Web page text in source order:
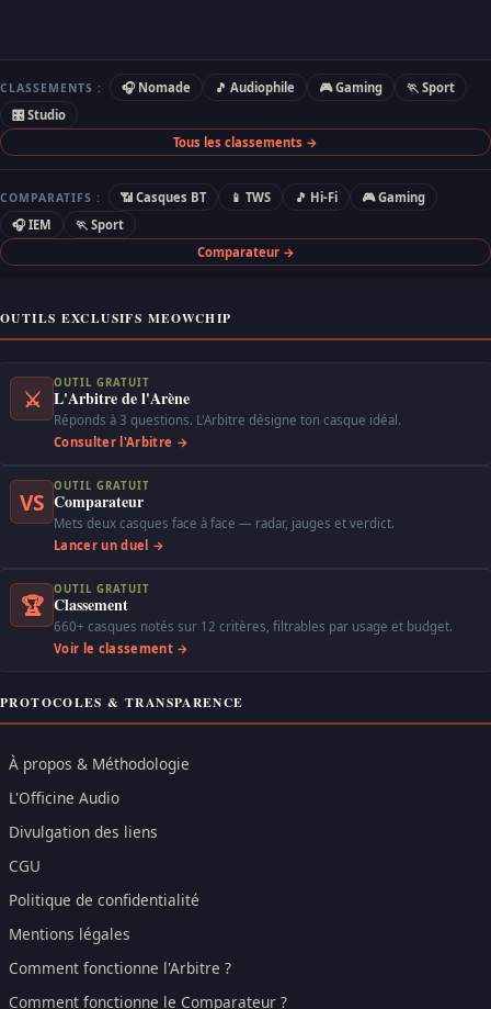
CLASSEMENTS : 🎧 Nomade 🎵 Audiophile 🎮 Gaming
🏃 Sport
🎛 Studio
Tous les classements →
COMPARATIFS : 📶 Casques BT 📱 TWS 🎵 Hi-Fi
🎮 Gaming
🎧 IEM
🏃 Sport
Comparateur →
OUTILS EXCLUSIFS MEOWCHIP
⚔
OUTIL GRATUIT
L'Arbitre de l'Arène
Réponds à 3 questions. L'Arbitre désigne ton casque idéal.
Consulter l'Arbitre →
VS
OUTIL GRATUIT
Comparateur
Mets deux casques face à face — radar, jauges et verdict.
Lancer un duel →
🏆
OUTIL GRATUIT
Classement
660+ casques notés sur 12 critères, filtrables par usage et budget.
Voir le classement →
PROTOCOLES & TRANSPARENCE
À propos & Méthodologie
L'Officine Audio
Divulgation des liens
CGU
Politique de confidentialité
Mentions légales
Comment fonctionne l'Arbitre ?
Comment fonctionne le Comparateur ?